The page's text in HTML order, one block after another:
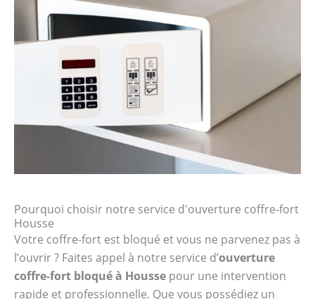
Pourquoi choisir notre service d'ouverture coffre-fort
Housse
Votre coffre-fort est bloqué et vous ne parvenez pas à
l’ouvrir ? Faites appel à notre service d’ouverture
coffre-fort bloqué à Housse pour une intervention
rapide et professionnelle. Que vous possédiez un